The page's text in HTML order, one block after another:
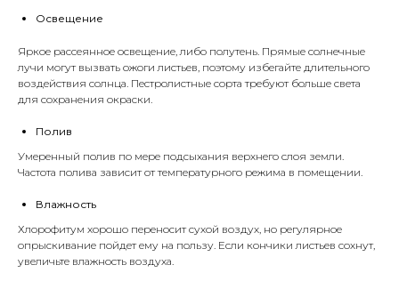
Освещение
Яркое рассеянное освещение, либо полутень. Прямые солнечные
лучи могут вызвать ожоги листьев, поэтому избегайте длительного
воздействия солнца. Пестролистные сорта требуют больше света
для сохранения окраски.
Полив
Умеренный полив по мере подсыхания верхнего слоя земли.
Частота полива зависит от температурного режима в помещении.
Влажность
Хлорофитум хорошо переносит сухой воздух, но регулярное
опрыскивание пойдет ему на пользу. Если кончики листьев сохнут,
увеличьте влажность воздуха.